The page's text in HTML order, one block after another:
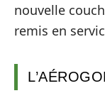
nouvelle
remis en